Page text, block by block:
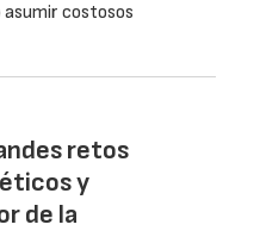
asumir costosos
retos
y
de la